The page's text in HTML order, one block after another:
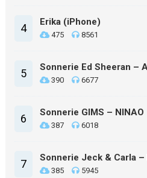
4 Erika (iPhone)
475 8561
5 Sonnerie Ed Sheeran –
390 6677
6 Sonnerie GIMS – NINAO
387 6018
7 Sonnerie Jeck & Carla –
385 5945